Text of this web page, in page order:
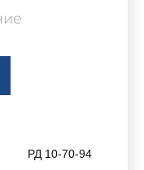
РД 10-70-94